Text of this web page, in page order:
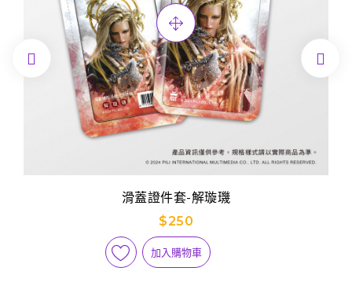
滑蓋證件套-解璇璣
$250
加入購物車
 